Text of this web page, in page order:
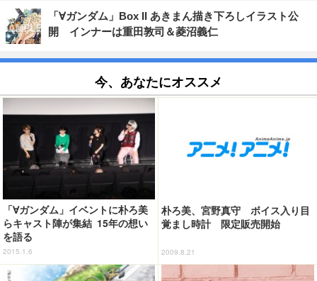
「∀ガンダム」Box II あきまん描き下ろしイラスト公
開 インナーは重田敦司＆菱沼義仁
今、あなたにオススメ
「∀ガンダム」イベントに朴ろ美
らキャスト陣が集結 15年の想い
を語る
2015.1.6
朴ろ美、宮野真守 ボイス入り目
覚まし時計 限定販売開始
2009.8.21